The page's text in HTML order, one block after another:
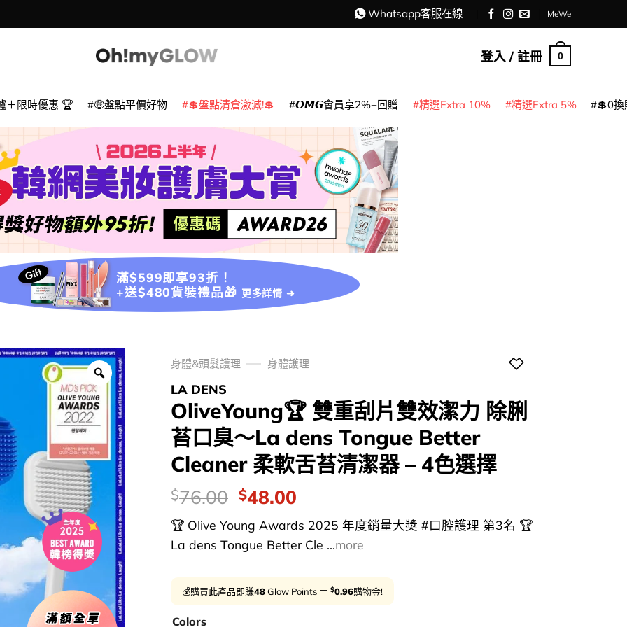
Whatsapp客服在線 MeWe
登入 / 註冊 0
＋限時優惠 🏆 🤑盤點平價好物 💲盤點清倉激減!💲 𝙊𝙈𝙂會員享2%+回贈 精選Extra 10% 精選Extra 5% 💲0換
滿$599即享93折！
+送$480貨裝禮品🎁 更多詳情 ➜
身體&頭髮護理 身體護理
LA DENS
OliveYoung🏆 雙重刮片雙效潔力 除脷
苔口臭～La dens Tongue Better
Cleaner 柔軟舌苔清潔器 – 4色選擇
價
錢：
$76.00 Original
was:
$76.00.
$48.00Current
is:
$48.00.
🏆 Olive Young Awards 2025 年度銷量大奬 #口腔護理 第3名 🏆
La dens Tongue Better Cle ...more
💰購買此產品即賺48Glow Points ＝ $0.96購物金!
Colors